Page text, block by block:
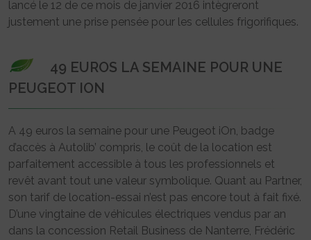
lancé le 12 de ce mois de janvier 2016 intègreront
justement une prise pensée pour les cellules frigorifiques.
49 EUROS LA SEMAINE POUR UNE
PEUGEOT ION
A 49 euros la semaine pour une Peugeot iOn, badge
d’accès à Autolib’ compris, le coût de la location est
parfaitement accessible à tous les professionnels et
revêt avant tout une valeur symbolique. Quant au Partner,
son tarif de location-essai n’est pas encore tout à fait fixé.
D’une vingtaine de véhicules électriques vendus par an
dans la concession Retail Business de Nanterre, Frédéric